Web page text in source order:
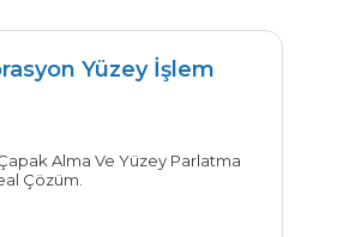
Yüzey İşlem
Alma Ve Yüzey Parlatma
Çözüm.